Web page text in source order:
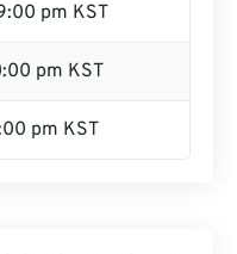
pm KST
pm KST
pm KST